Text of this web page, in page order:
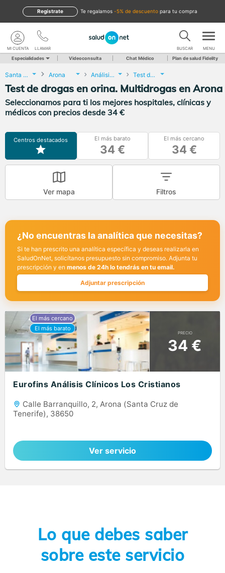
te regalamos -5% de descuento para tu compra
Regístrate
LLAMAR
MI CUENTA BUSCAR MENU
Especialidades Videoconsulta Chat Médico Plan de salud Fidelity
Santa Cruz de Tenerife Arona Análisis Clínicos Test de drogas en orina. Multidrogas
Test de drogas en orina. Multidrogas en Arona
Seleccionamos para ti los mejores hospitales, clínicas y
médicos con precios desde 34 €
Centros destacados El más barato
34 €
El más cercano
34 €
Ver mapa Filtros
¿No encuentras la analítica que necesitas?
Si te han prescrito una analítica específica y deseas realizarla en
SaludOnNet, solicítanos presupuesto sin compromiso. Adjunta tu
prescripción y en menos de 24h lo tendrás en tu email.
Adjuntar prescripción
PRECIO
34 €
Eurofins Análisis Clínicos Los Cristianos
Calle Barranquillo, 2, Arona (Santa Cruz de
Tenerife), 38650
Ver servicio
Lo que debes saber
sobre este servicio